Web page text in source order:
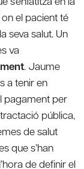
el pacient té
seva salut. Un
va
. Jaume
a tenir en
pagament per
pública,
de salut
que s’han
de definir el